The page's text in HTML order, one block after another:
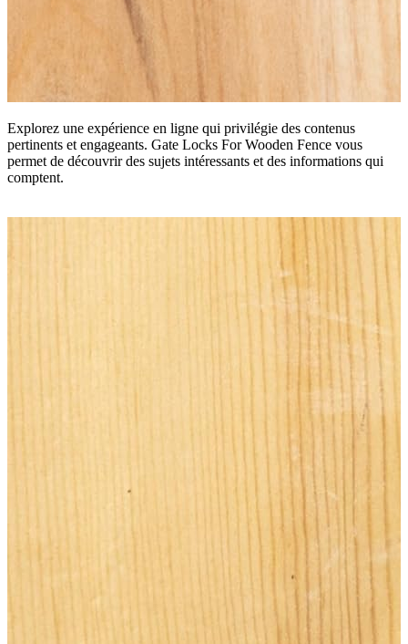
Explorez une expérience en ligne qui privilégie des contenus
pertinents et engageants. Gate Locks For Wooden Fence vous
permet de découvrir des sujets intéressants et des informations qui
comptent.